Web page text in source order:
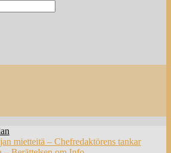
mietteitä – Chefredaktörens tankar